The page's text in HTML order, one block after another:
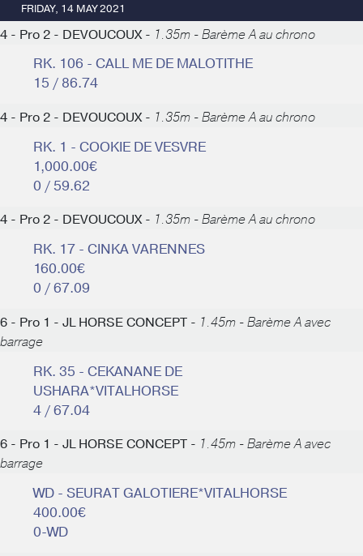
FRIDAY, 14 MAY 2021
4 - Pro 2 - DEVOUCOUX - 1.35m - Barème A au chrono
RK. 106 - CALL ME DE MALOTITHE
15 / 86.74
4 - Pro 2 - DEVOUCOUX - 1.35m - Barème A au chrono
RK. 1 - COOKIE DE VESVRE
1,000.00€
0 / 59.62
4 - Pro 2 - DEVOUCOUX - 1.35m - Barème A au chrono
RK. 17 - CINKA VARENNES
160.00€
0 / 67.09
6 - Pro 1 - JL HORSE CONCEPT - 1.45m - Barème A avec
barrage
RK. 35 - CEKANANE DE
USHARA*VITALHORSE
4 / 67.04
6 - Pro 1 - JL HORSE CONCEPT - 1.45m - Barème A avec
barrage
WD - SEURAT GALOTIERE*VITALHORSE
400.00€
0-WD